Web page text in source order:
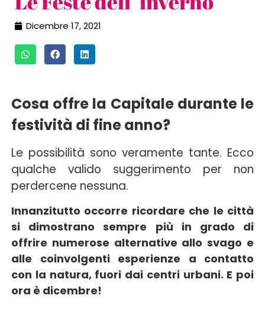
Dicembre 17, 2021
Cosa offre la Capitale durante le
festività di fine anno?
Le possibilità sono veramente tante. Ecco
qualche valido suggerimento per non
perdercene nessuna.
Innanzitutto occorre ricordare che le città
si dimostrano sempre più in grado di
offrire numerose alternative allo svago e
alle coinvolgenti esperienze a contatto
con la natura, fuori dai centri urbani. E poi
ora è dicembre!